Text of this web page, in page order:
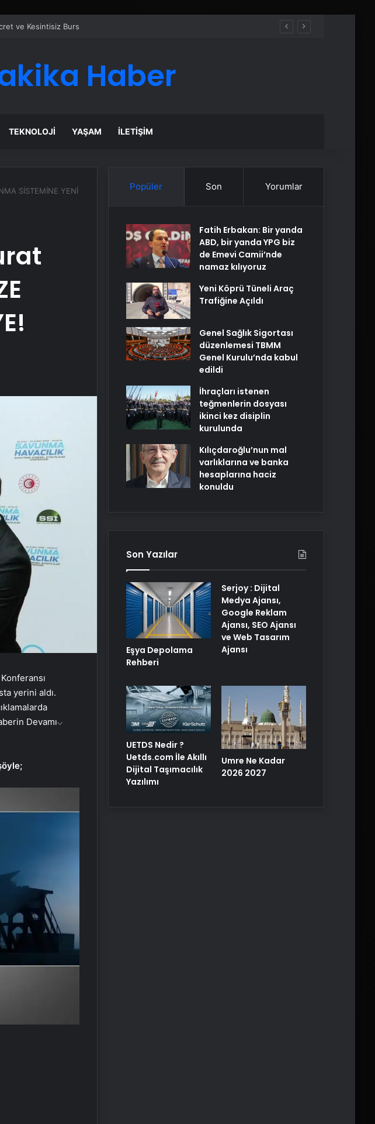
Haber
TEKNOLOJI YAŞAM İLETIŞIM
SİSTEMİNE YENİ
yerini aldı.
Devamı
Popüler Son Yorumlar
Fatih Erbakan: Bir yanda
ABD, bir yanda YPG biz
de Emevi Camii’nde
namaz kılıyoruz
Yeni Köprü Tüneli Araç
Trafiğine Açıldı
Genel Sağlık Sigortası
düzenlemesi TBMM
Genel Kurulu’nda kabul
edildi
İhraçları istenen
teğmenlerin dosyası
ikinci kez disiplin
kurulunda
Kılıçdaroğlu’nun mal
varlıklarına ve banka
hesaplarına haciz
konuldu
Son Yazılar
Eşya Depolama
Rehberi
Serjoy : Dijital
Medya Ajansı,
Google Reklam
Ajansı, SEO Ajansı
ve Web Tasarım
Ajansı
UETDS Nedir ?
Uetds.com İle Akıllı
Dijital Taşımacılık
Yazılımı
Umre Ne Kadar
2026 2027